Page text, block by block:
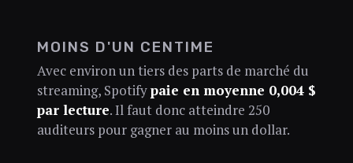
MOINS D'UN CENTIME
Avec environ un tiers des parts de marché du
streaming, Spotifypaie en moyenne 0,004 $
par lecture. Il faut donc atteindre 250
auditeurs pour gagner au moins un dollar.